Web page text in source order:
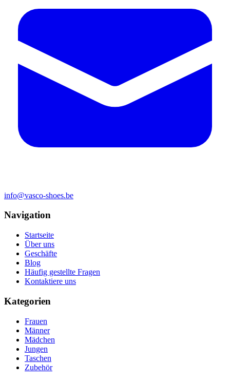
info@vasco-shoes.be
Navigation
Startseite
Über uns
Geschäfte
Blog
Häufig gestellte Fragen
Kontaktiere uns
Kategorien
Frauen
Männer
Mädchen
Jungen
Taschen
Zubehör